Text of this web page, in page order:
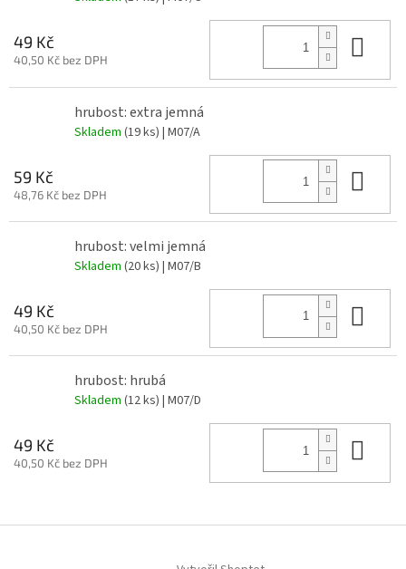
49 Kč
40,50 Kč bez DPH
hrubost: extra jemná
Skladem (19 ks) | M07/A
59 Kč
48,76 Kč bez DPH
hrubost: velmi jemná
Skladem (20 ks) | M07/B
49 Kč
40,50 Kč bez DPH
hrubost: hrubá
Skladem (12 ks) | M07/D
49 Kč
40,50 Kč bez DPH